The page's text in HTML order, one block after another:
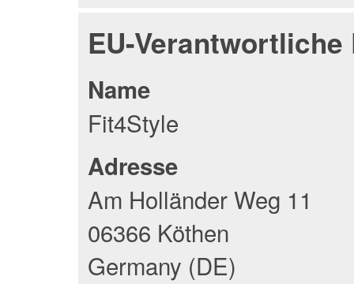
EU-Verantwortliche
Name
Fit4Style
Adresse
Am Holländer Weg 11
06366 Köthen
Germany (DE)